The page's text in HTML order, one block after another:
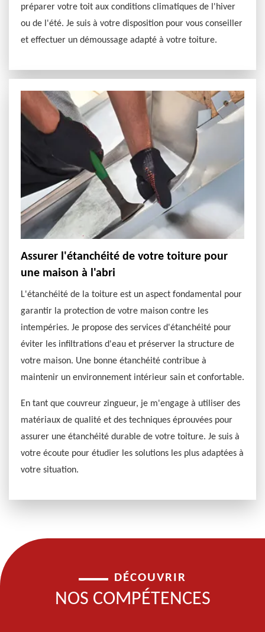
préparer votre toit aux conditions climatiques de l'hiver
ou de l'été. Je suis à votre disposition pour vous conseiller
et effectuer un démoussage adapté à votre toiture.
Assurer l'étanchéité de votre toiture pour
une maison à l'abri
L'étanchéité de la toiture est un aspect fondamental pour
garantir la protection de votre maison contre les
intempéries. Je propose des services d'étanchéité pour
éviter les infiltrations d'eau et préserver la structure de
votre maison. Une bonne étanchéité contribue à
maintenir un environnement intérieur sain et confortable.
En tant que couvreur zingueur, je m'engage à utiliser des
matériaux de qualité et des techniques éprouvées pour
assurer une étanchéité durable de votre toiture. Je suis à
votre écoute pour étudier les solutions les plus adaptées à
votre situation.
DÉCOUVRIR
NOS COMPÉTENCES